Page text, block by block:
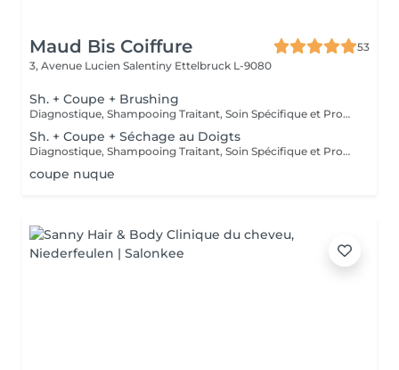
Maud Bis Coiffure
53
3, Avenue Lucien Salentiny Ettelbruck L-9080
Sh. + Coupe + Brushing
Diagnostique, Shampooing Traitant, Soin Spécifique et Produits Coiffants inclus
Sh. + Coupe + Séchage au Doigts
Diagnostique, Shampooing Traitant, Soin Spécifique et Produits Coiffants inclus
coupe nuque